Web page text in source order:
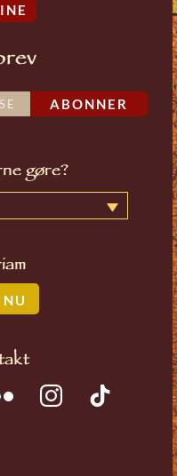
ABONNER
gøre?